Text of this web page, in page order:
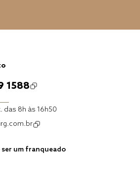
1588
das 8h às 16h50
ser um franqueado